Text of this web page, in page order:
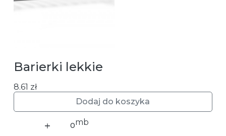
Barierki lekkie
8.61 zł
Dodaj do koszyka
Barierki